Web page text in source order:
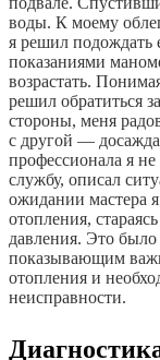
воды. К моему
я решил подождать
показаниями
возрастать.
решил обратиться
стороны, меня
с другой —
профессионала я
службу, описал
ожидании мастера
отопления,
давления. Это
показывающим
отопления и
неисправности.